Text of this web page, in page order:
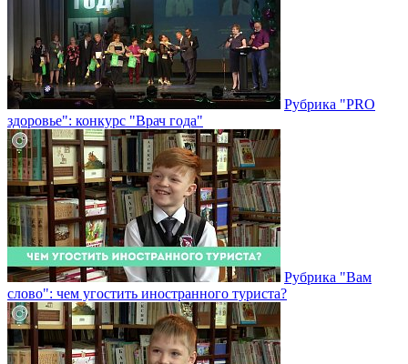
Рубрика "PRO
здоровье": конкурс "Врач года"
Рубрика "Вам
слово": чем угостить иностранного туриста?